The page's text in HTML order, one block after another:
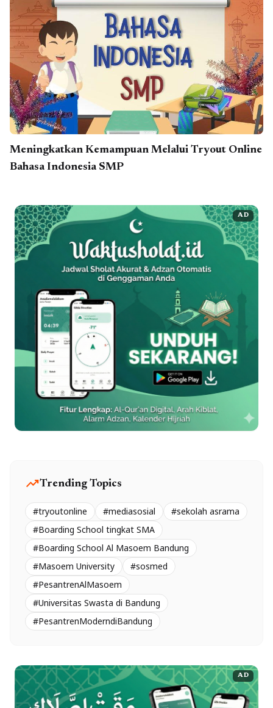
Meningkatkan Kemampuan Melalui Tryout Online
Bahasa Indonesia SMP
AD
trending_upTrending Topics
#tryoutonline #mediasosial
#sekolah asrama
#Boarding School tingkat SMA
#Boarding School Al Masoem Bandung
#Masoem University
#sosmed
#PesantrenAlMasoem
#Universitas Swasta di Bandung
#PesantrenModerndiBandung
AD